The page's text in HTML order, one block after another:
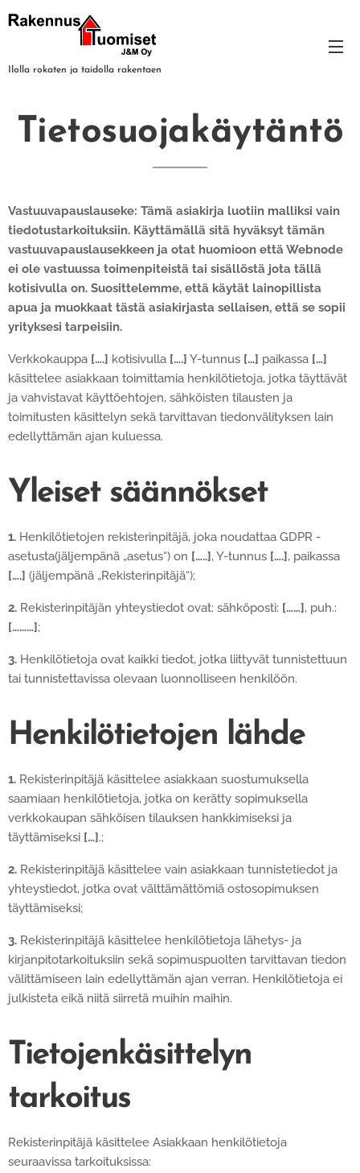
Ilolla rokaten ja taidolla rakentaen
Tietosuojakäytäntö
Vastuuvapauslauseke: Tämä asiakirja luotiin malliksi vain
tiedotustarkoituksiin. Käyttämällä sitä hyväksyt tämän
vastuuvapauslausekkeen ja otat huomioon että Webnode
ei ole vastuussa toimenpiteistä tai sisällöstä jota tällä
kotisivulla on. Suosittelemme, että käytät lainopillista
apua ja muokkaat tästä asiakirjasta sellaisen, että se sopii
yrityksesi tarpeisiin.
Verkkokauppa [….] kotisivulla [….] Y-tunnus […] paikassa […]
käsittelee asiakkaan toimittamia henkilötietoja, jotka täyttävät
ja vahvistavat käyttöehtojen, sähköisten tilausten ja
toimitusten käsittelyn sekä tarvittavan tiedonvälityksen lain
edellyttämän ajan kuluessa.
Yleiset säännökset
1. Henkilötietojen rekisterinpitäjä, joka noudattaa GDPR -
asetusta(jäljempänä „asetus“) on […..], Y-tunnus [….], paikassa
[….] (jäljempänä „Rekisterinpitäjä“);
2. Rekisterinpitäjän yhteystiedot ovat: sähköposti: [……], puh.:
[………];
3. Henkilötietoja ovat kaikki tiedot, jotka liittyvät tunnistettuun
tai tunnistettavissa olevaan luonnolliseen henkilöön.
Henkilötietojen lähde
1. Rekisterinpitäjä käsittelee asiakkaan suostumuksella
saamiaan henkilötietoja, jotka on kerätty sopimuksella
verkkokaupan sähköisen tilauksen hankkimiseksi ja
täyttämiseksi […].;
2. Rekisterinpitäjä käsittelee vain asiakkaan tunnistetiedot ja
yhteystiedot, jotka ovat välttämättömiä ostosopimuksen
täyttämiseksi;
3. Rekisterinpitäjä käsittelee henkilötietoja lähetys- ja
kirjanpitotarkoituksiin sekä sopimuspuolten tarvittavan tiedon
välittämiseen lain edellyttämän ajan verran. Henkilötietoja ei
julkisteta eikä niitä siirretä muihin maihin.
Tietojenkäsittelyn
tarkoitus
Rekisterinpitäjä käsittelee Asiakkaan henkilötietoja
seuraavissa tarkoituksissa: